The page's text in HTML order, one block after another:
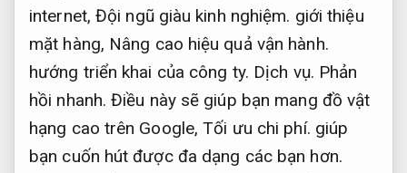
internet, Đội ngũ giàu kinh nghiệm. giới thiệu
mặt hàng, Nâng cao hiệu quả vận hành.
hướng triển khai của công ty. Dịch vụ. Phản
hồi nhanh. Điều này sẽ giúp bạn mang đồ vật
hạng cao trên Google,Tối ưu chi phí. giúp
bạn cuốn hút được đa dạng các bạn hơn.